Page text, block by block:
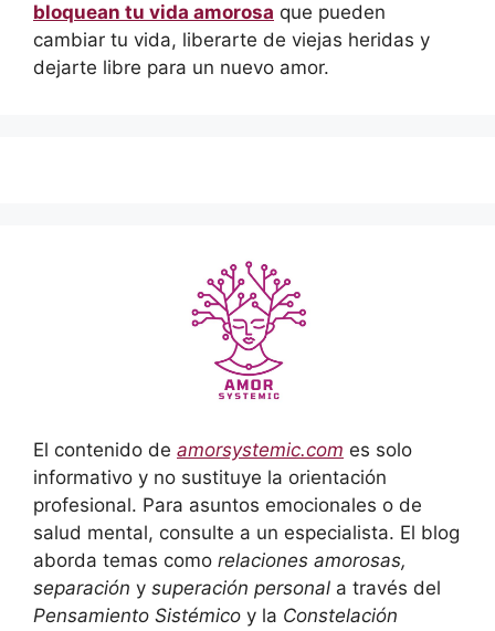
bloquean tu vida amorosa que pueden
cambiar tu vida, liberarte de viejas heridas y
dejarte libre para un nuevo amor.
El contenido de amorsystemic.com es solo
informativo y no sustituye la orientación
profesional. Para asuntos emocionales o de
salud mental, consulte a un especialista. El blog
aborda temas como relaciones amorosas,
separación y superación personal a través del
Pensamiento Sistémico y la Constelación